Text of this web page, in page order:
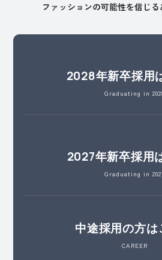
カ.クライアント様から要請
キ.クライアント様に提出する
告書の作成及び提出
ク.その他労働関係法令に定め
ア.各種業務連絡
イ.勤務シフト表の作成及び管
ウ.外注費支払に係る確認業務
エ.クライアント様から要請の
関する誓約書の提出
オ.クライアント様に提出する
ファッションの可能性を信じる
2028年新卒採用
Graduating in
2027年新卒採用
Graduating in
中途採用の方は
CAREER